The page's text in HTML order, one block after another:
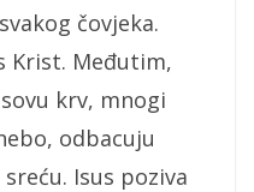
čovjeka.
Krist. Međutim,
krv, mnogi
odbacuju
Isus poziva